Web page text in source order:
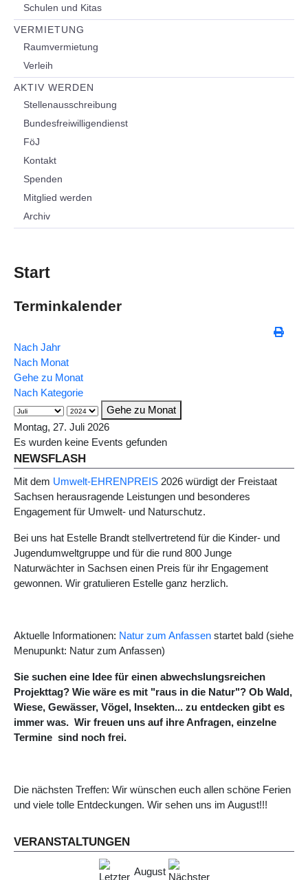
Schulen und Kitas
VERMIETUNG
Raumvermietung
Verleih
AKTIV WERDEN
Stellenausschreibung
Bundesfreiwilligendienst
FöJ
Kontakt
Spenden
Mitglied werden
Archiv
Start
Terminkalender
Nach Jahr
Nach Monat
Gehe zu Monat
Nach Kategorie
Gehe zu Monat
Montag, 27. Juli 2026
Es wurden keine Events gefunden
NEWSFLASH
Mit dem Umwelt-EHRENPREIS 2026 würdigt der Freistaat
Sachsen herausragende Leistungen und besonderes
Engagement für Umwelt- und Naturschutz.
Bei uns hat Estelle Brandt stellvertretend für die Kinder- und
Jugendumweltgruppe und für die rund 800 Junge
Naturwächter in Sachsen einen Preis für ihr Engagement
gewonnen. Wir gratulieren Estelle ganz herzlich.
Aktuelle Informationen: Natur zum Anfassen startet bald (siehe
Menupunkt: Natur zum Anfassen)
Sie suchen eine Idee für einen abwechslungsreichen
Projekttag? Wie wäre es mit "raus in die Natur"? Ob Wald,
Wiese, Gewässer, Vögel, Insekten... zu entdecken gibt es
immer was. Wir freuen uns auf ihre Anfragen, einzelne
Termine sind noch frei.
Die nächsten Treffen: Wir wünschen euch allen schöne Ferien
und viele tolle Entdeckungen. Wir sehen uns im August!!!
VERANSTALTUNGEN
August